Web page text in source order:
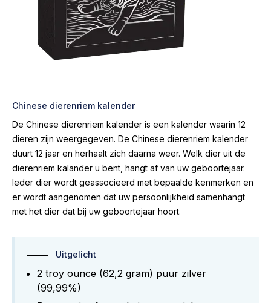
Chinese dierenriem kalender
De Chinese dierenriem kalender is een kalender waarin 12
dieren zijn weergegeven. De Chinese dierenriem kalender
duurt 12 jaar en herhaalt zich daarna weer. Welk dier uit de
dierenriem kalander u bent, hangt af van uw geboortejaar.
Ieder dier wordt geassocieerd met bepaalde kenmerken en
er wordt aangenomen dat uw persoonlijkheid samenhangt
met het dier dat bij uw geboortejaar hoort.
Uitgelicht
2 troy ounce (62,2 gram) puur zilver
(99,99%)